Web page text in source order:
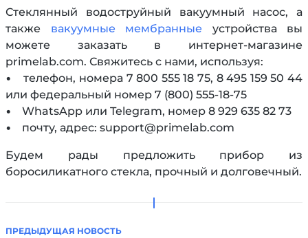
Стеклянный водоструйный вакуумный насос, а
также вакуумные мембранные устройства вы
можете заказать в интернет-магазине
primelab.com. Свяжитесь с нами, используя:
• телефон, номера 7 800 555 18 75, 8 495 159 50 44
или федеральный номер 7 (800) 555-18-75
• WhatsApp или Telegram, номер 8 929 635 82 73
• почту, адрес: support@primelab.com
Будем рады предложить прибор из
боросиликатного стекла, прочный и долговечный.
ПРЕДЫДУЩАЯ НОВОСТЬ